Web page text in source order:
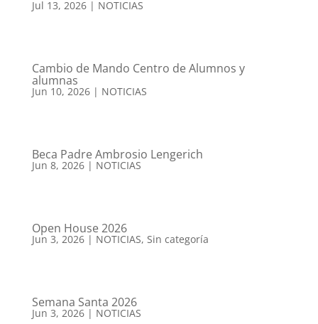
Jul 13, 2026| NOTICIAS
Cambio de Mando Centro de Alumnos y
alumnas
Jun 10, 2026| NOTICIAS
Beca Padre Ambrosio Lengerich
Jun 8, 2026| NOTICIAS
Open House 2026
Jun 3, 2026| NOTICIAS, Sin categoría
Semana Santa 2026
Jun 3, 2026| NOTICIAS